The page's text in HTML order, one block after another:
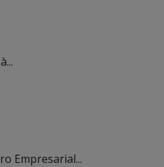
Empresarial...